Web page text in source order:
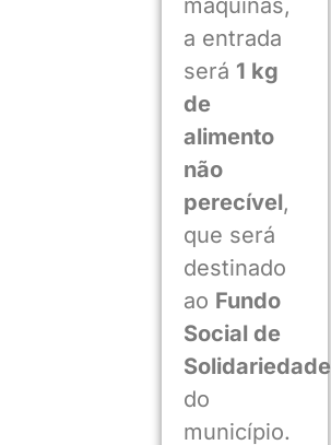
a entrada
será 1 kg
de
alimento
não
perecível,
que será
destinado
ao Fundo
Social de
Solidariedade
do
município.